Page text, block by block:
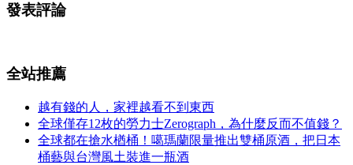
發表評論
全站推薦
越有錢的人，家裡越看不到東西
全球僅存12枚的勞力士Zerograph，為什麼反而不值錢？
全球都在搶水楢桶！噶瑪蘭限量推出雙桶原酒，把日本
桶藝與台灣風土裝進一瓶酒